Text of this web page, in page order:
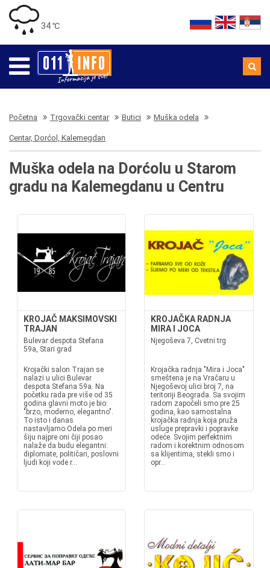
34 ℃
Početna Trgovački centar Butici Muška odela
Centar, Dorćol, Kalemegdan
Muška odela na Dorćolu u Starom
gradu na Kalemegdanu u Centru
KROJAČ MAKSIMOVSKI
TRAJAN
Bulevar despota Stefana
59a, Stari grad
Krojački salon Trajan se
nalazi u ulici Bulevar
despota Stefana 59a. Na
početku rada pre više od 35
godina glavni moto je bio:
"brzo, moderno, elegantno".
To isto i danas
nastavljamo.Odela po meri
šiju najpre oni čiji posao
nalaže da budu elegantni:
diplomate, političari, poslovni
ljudi koji vode r...
KROJAČKA RADNJA
MIRA I JOCA
Njegoševa 7, Cvetni trg
Krojačka radnja "Mira i Joca"
smeštena je na Vračaru u
Njegoševoj ulici broj 7, na
teritoriji Beograda. Sa svojim
radom započeli smo pre 25
godina, kao samostalna
krojačka radnja koja pruža
usluge prepravki i popravke
odeće. Svojim perfektnim
radom i korektnim odnosom
sa klijentima, stekli smo i
opr...